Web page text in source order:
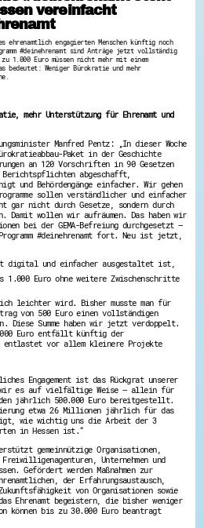
hilft Ukraine
uns dein Ehrenamt
| Trikotwettbewerb
| 80 Jahre Hessen - Engagement
des Respekts
dein Ehrenamt
Card Hessen
Lotsen
- Viele schaffen mehr
Hessen
dich schlau
Pakt
+ Integration
aktiv
& Fortbildung
Spenden, Steuern - Gut zu Wissen
rund um dein Ehrenamt
Daten, Fakten aus Hessen
vereinfacht
ehrenamtlich engagierten Menschen künftig noch
#deinehrenamt sind Anträge jetzt vollständig
1.000 Euro müssen nicht mehr mit einem
bedeutet: Weniger Bürokratie und mehr
mehr Unterstützung für Ehrenamt und
Manfred Pentz: „In dieser Woche
Paket in der Geschichte
an 120 Vorschriften in 90 Gesetzen
Berichtspflichten abgeschafft,
und Behördengänge einfacher. Wir gehen
sollen verständlicher und einfacher
gar nicht durch Gesetze, sondern durch
Damit wollen wir aufräumen. Das haben wir
bei der GEMA-Befreiung durchgesetzt –
#deinehrenamt fort. Neu ist jetzt,
digital und einfacher ausgestaltet ist,
1.000 Euro ohne weitere Zwischenschritte
leichter wird. Bisher musste man für
von 500 Euro einen vollständigen
Diese Summe haben wir jetzt verdoppelt.
Euro entfällt künftig der
entlastet vor allem kleinere Projekte
Engagement ist das Rückgrat unserer
wir es auf vielfältige Weise – allein für
jährlich 500.000 Euro bereitgestellt.
etwa 26 Millionen jährlich für das
wie wichtig uns die Arbeit der 3
in Hessen ist.“
gemeinnützige Organisationen,
Unternehmen und
Gefördert werden Maßnahmen zur
der Erfahrungsaustausch,
von Organisationen sowie
Ehrenamt begeistern, die bisher weniger
können bis zu 30.000 Euro beantragt